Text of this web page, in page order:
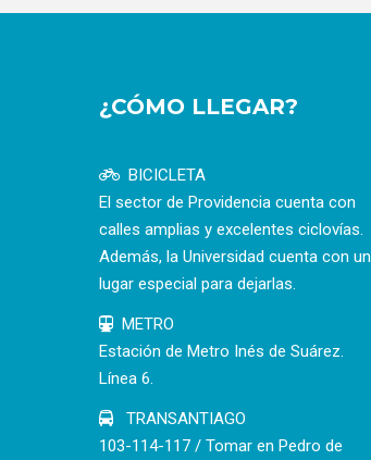
¿CÓMO LLEGAR?
BICICLETA
El sector de Providencia cuenta con
calles amplias y excelentes ciclovías.
Además, la Universidad cuenta con un
lugar especial para dejarlas.
METRO
Estación de Metro Inés de Suárez.
Línea 6.
TRANSANTIAGO
103-114-117 / Tomar en Pedro de